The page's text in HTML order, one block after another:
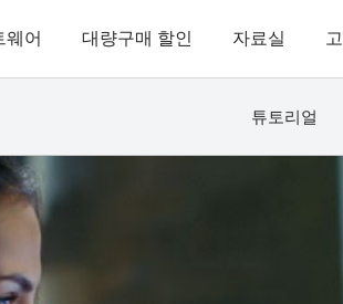
웨어 대량구매 할인 자료실
튜토리얼